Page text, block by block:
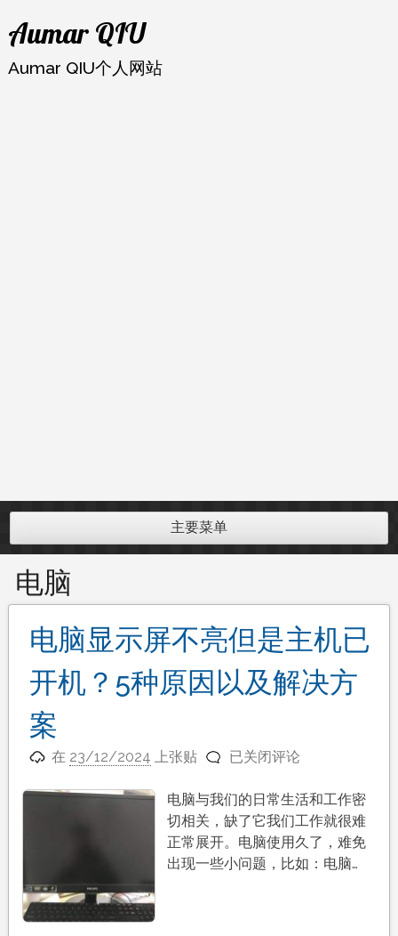
至
内
Aumar QIU
Aumar QIU个人网站
主要菜单
电脑
电脑显示屏不亮但是主机已
开机？5种原因以及解决方
案
在 23/12/2024 上张贴
电
显
示
屏
不
已关闭评论
电脑与我们的日常生活和工作密
切相关，缺了它我们工作就很难
正常展开。电脑使用久了，难免
出现一些小问题，比如：电脑…